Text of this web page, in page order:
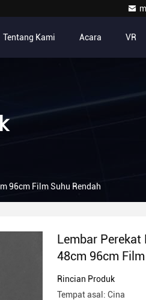
Tentang Kami Acara VR
96cm Film Suhu Rendah
Lembar Perekat
48cm 96cm
Rincian Produk
Tempat asal: Cina